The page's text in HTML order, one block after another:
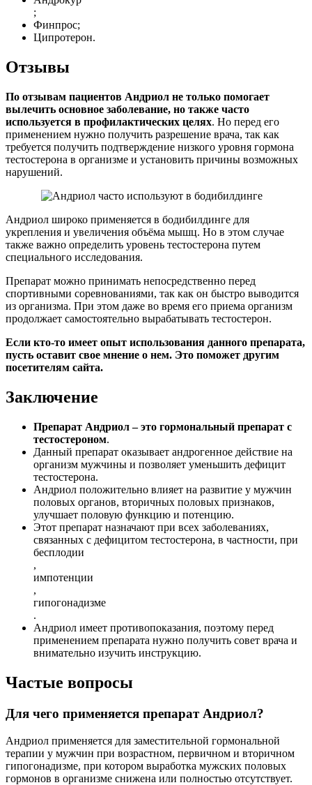
;
Финпрос;
Ципротерон.
Отзывы
По отзывам пациентов Андриол не только помогает
вылечить основное заболевание, но также часто
используется в профилактических целях. Но перед его
применением нужно получить разрешение врача, так как
требуется получить подтверждение низкого уровня гормона
тестостерона в организме и установить причины возможных
нарушений.
Андриол широко применяется в бодибилдинге для
укрепления и увеличения объёма мышц. Но в этом случае
также важно определить уровень тестостерона путем
специального исследования.
Препарат можно принимать непосредственно перед
спортивными соревнованиями, так как он быстро выводится
из организма. При этом даже во время его приема организм
продолжает самостоятельно вырабатывать тестостерон.
Если кто-то имеет опыт использования данного препарата,
пусть оставит свое мнение о нем. Это поможет другим
посетителям сайта.
Заключение
Препарат Андриол – это гормональный препарат с
тестостероном.
Данный препарат оказывает андрогенное действие на
организм мужчины и позволяет уменьшить дефицит
тестостерона.
Андриол положительно влияет на развитие у мужчин
половых органов, вторичных половых признаков,
улучшает половую функцию и потенцию.
Этот препарат назначают при всех заболеваниях,
связанных с дефицитом тестостерона, в частности, при
бесплодии
,
импотенции
,
гипогонадизме
.
Андриол имеет противопоказания, поэтому перед
применением препарата нужно получить совет врача и
внимательно изучить инструкцию.
Частые вопросы
Для чего применяется препарат Андриол?
Андриол применяется для заместительной гормональной
терапии у мужчин при возрастном, первичном и вторичном
гипогонадизме, при котором выработка мужских половых
гормонов в организме снижена или полностью отсутствует.